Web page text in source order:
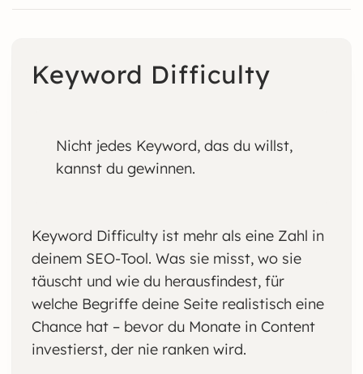
Keyword Difficulty
Nicht jedes Keyword, das du willst,
kannst du gewinnen.
Keyword Difficulty ist mehr als eine Zahl in
deinem SEO-Tool. Was sie misst, wo sie
täuscht und wie du herausfindest, für
welche Begriffe deine Seite realistisch eine
Chance hat – bevor du Monate in Content
investierst, der nie ranken wird.